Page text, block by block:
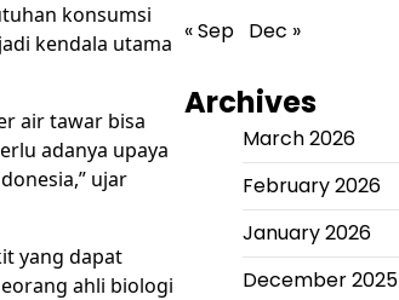
konsumsi
kendala utama
air tawar bisa
adanya upaya
ujar
yang dapat
ahli biologi
« Sep Dec »
Archives
March 2026
February 2026
January 2026
December 2025